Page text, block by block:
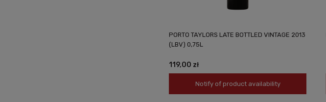
PORTO TAYLORS LATE BOTTLED VINTAGE 2013
(LBV) 0,75L
119,00 zł
Notify of product availability